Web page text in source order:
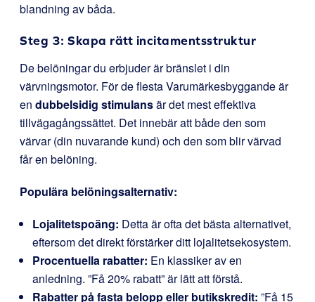
blandning av båda.
Steg 3: Skapa rätt incitamentsstruktur
De belöningar du erbjuder är bränslet i din
värvningsmotor. För de flesta Varumärkesbyggande är
en dubbelsidig stimulansär det mest effektiva
tillvägagångssättet. Det innebär att både den som
värvar (din nuvarande kund) och den som blir värvad
får en belöning.
Populära belöningsalternativ:
Lojalitetspoäng: Detta är ofta det bästa alternativet,
eftersom det direkt förstärker ditt lojalitetsekosystem.
Procentuella rabatter: En klassiker av en
anledning. ”Få 20% rabatt” är lätt att förstå.
Rabatter på fasta belopp eller butikskredit: ”Få 15